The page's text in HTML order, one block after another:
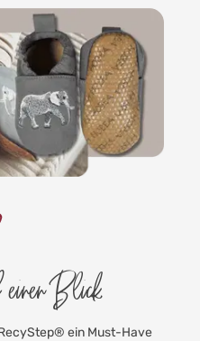
Blick
ein Must-Have